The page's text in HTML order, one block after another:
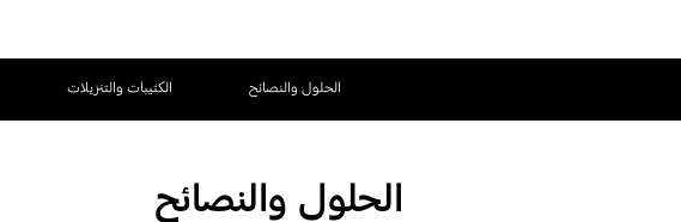
الحلول والنصائح الكتيبات والتنزيلات
الحلول والنصائح